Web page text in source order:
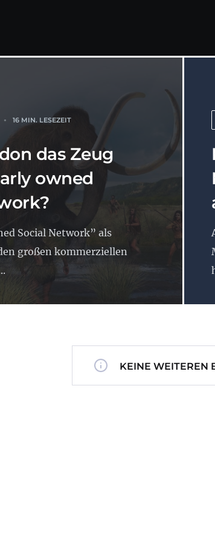
16 MIN. LESEZEIT
das Zeug
owned
Social Network” als
großen kommerziellen
KEINE WEITEREN